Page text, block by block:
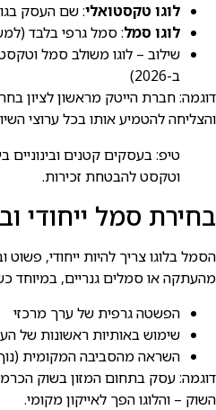
לוגו טקסטואלי: שם העסק
לוגו סמל: סמל גרפי בלבד
שילוב – לוגו משולב סמל
ב-2026)
דוגמה: חברת הייטק מראשון לציון
והצליחה להטמיע אותו בכל ערוצי
טיפ: בעסקים קטנים
וטקסט להבטחת זכירות.
בחירת סמל ייחודי
הסמל בלוגו צריך להיות ייחודי,
מהעתקה או סמלים גנריים, במיוחד
הפשטה גרפית של ערך מרכזי
שימוש באותיות ראשונות של
השראה מהסביבה המקומית
דוגמה: עסק בתחום המזון בשוק
השוק – והלוגו הפך לאייקון מקומי.